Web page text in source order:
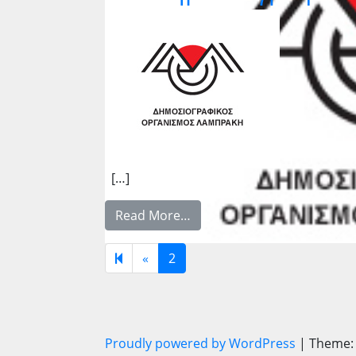
[…]
Read More…
« Previous page
2
Proudly powered by WordPress |